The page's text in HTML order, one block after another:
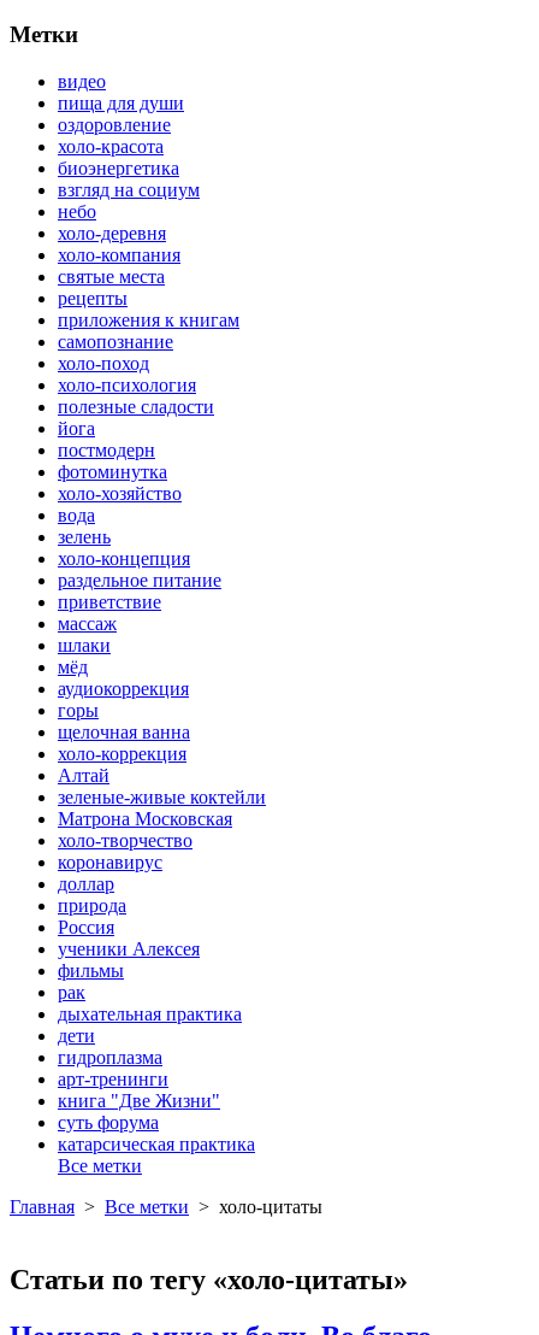
Метки
видео
пища для души
оздоровление
холо-красота
биоэнергетика
взгляд на социум
небо
холо-деревня
холо-компания
святые места
рецепты
приложения к книгам
самопознание
холо-поход
холо-психология
полезные сладости
йога
постмодерн
фотоминутка
холо-хозяйство
вода
зелень
холо-концепция
раздельное питание
приветствие
массаж
шлаки
мёд
аудиокоррекция
горы
щелочная ванна
холо-коррекция
Алтай
зеленые-живые коктейли
Матрона Московская
холо-творчество
коронавирус
доллар
природа
Россия
ученики Алексея
фильмы
рак
дыхательная практика
дети
гидроплазма
арт-тренинги
книга "Две Жизни"
суть форума
катарсическая практика
Все метки
Главная > Все метки > холо-цитаты
Статьи по тегу «холо-цитаты»